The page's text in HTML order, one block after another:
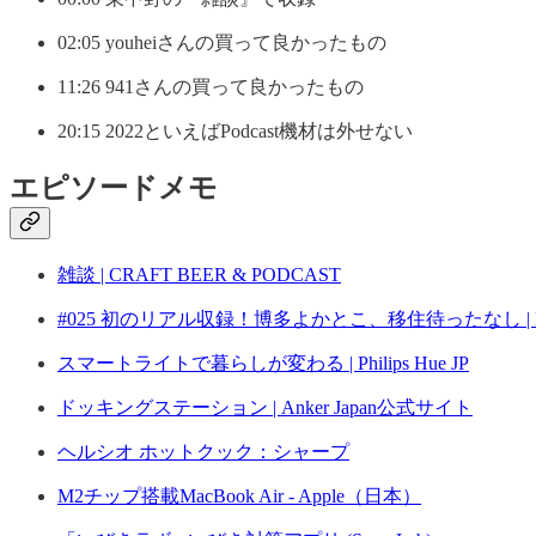
02:05 youheiさんの買って良かったもの
11:26 941さんの買って良かったもの
20:15 2022といえばPodcast機材は外せない
エピソードメモ
雑談 | CRAFT BEER & PODCAST
#025 初のリアル収録！博多よかとこ、移住待ったなし |
スマートライトで暮らしが変わる | Philips Hue JP
ドッキングステーション | Anker Japan公式サイト
ヘルシオ ホットクック：シャープ
M2チップ搭載MacBook Air - Apple（日本）